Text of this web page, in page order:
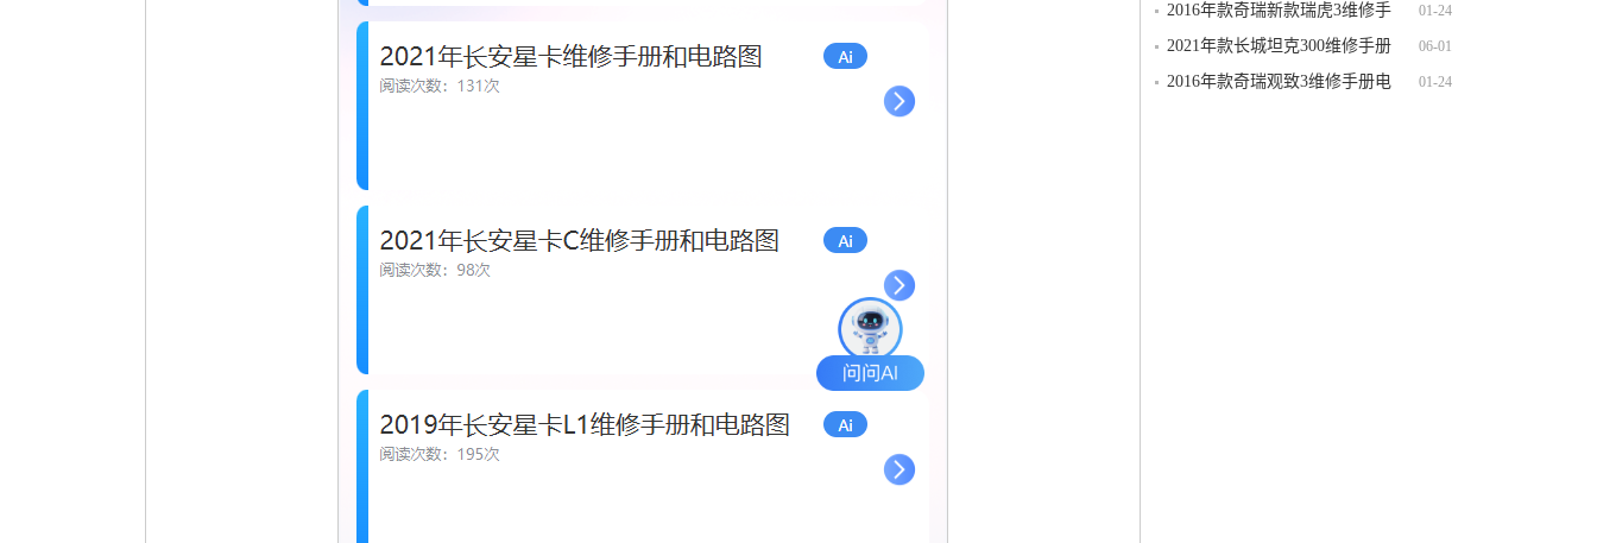
维修手册电路图线路图资料下载
01-24
2016年款奇瑞新款瑞虎3维修手
册电路图线路图资料下载
06-01
2021年款长城坦克300维修手册
电路图线路图资料下载
01-24
2016年款奇瑞观致3维修手册电